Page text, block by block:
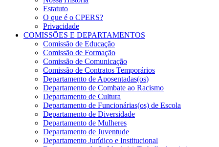
Estatuto
O que é o CPERS?
Privacidade
COMISSÕES E DEPARTAMENTOS
Comissão de Educação
Comissão de Formação
Comissão de Comunicação
Comissão de Contratos Temporários
Departamento de Aposentadas(os)
Departamento de Combate ao Racismo
Departamento de Cultura
Departamento de Funcionárias(os) de Escola
Departamento de Diversidade
Departamento de Mulheres
Departamento de Juventude
Departamento Jurídico e Institucional